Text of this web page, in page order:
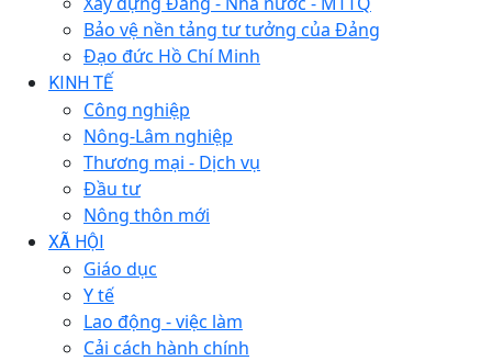
Bảo vệ nền tảng tư tưởng của Đảng
Đạo đức Hồ Chí Minh
KINH TẾ
Công nghiệp
Nông-Lâm nghiệp
Thương mại - Dịch vụ
Đầu tư
Nông thôn mới
XÃ HỘI
Giáo dục
Y tế
Lao động - việc làm
Cải cách hành chính